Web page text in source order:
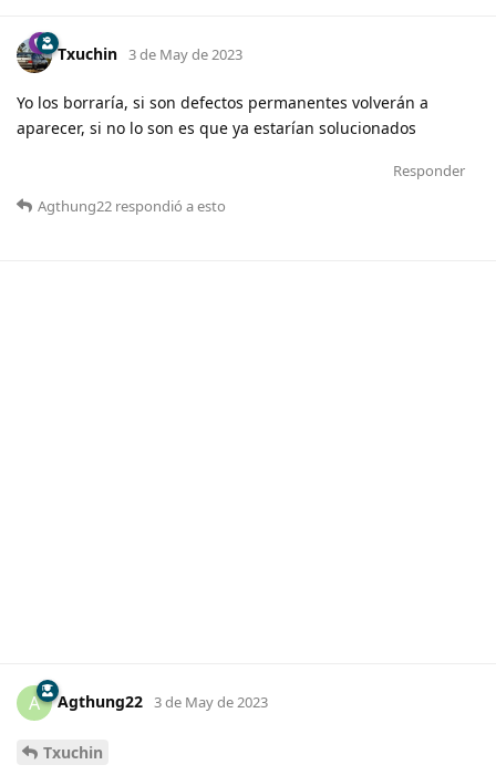
Txuchin 3 de May de 2023
Yo los borraría, si son defectos permanentes volverán a
aparecer, si no lo son es que ya estarían solucionados
Responder
Agthung22 respondió a esto
A Agthung22 3 de May de 2023
Txuchin